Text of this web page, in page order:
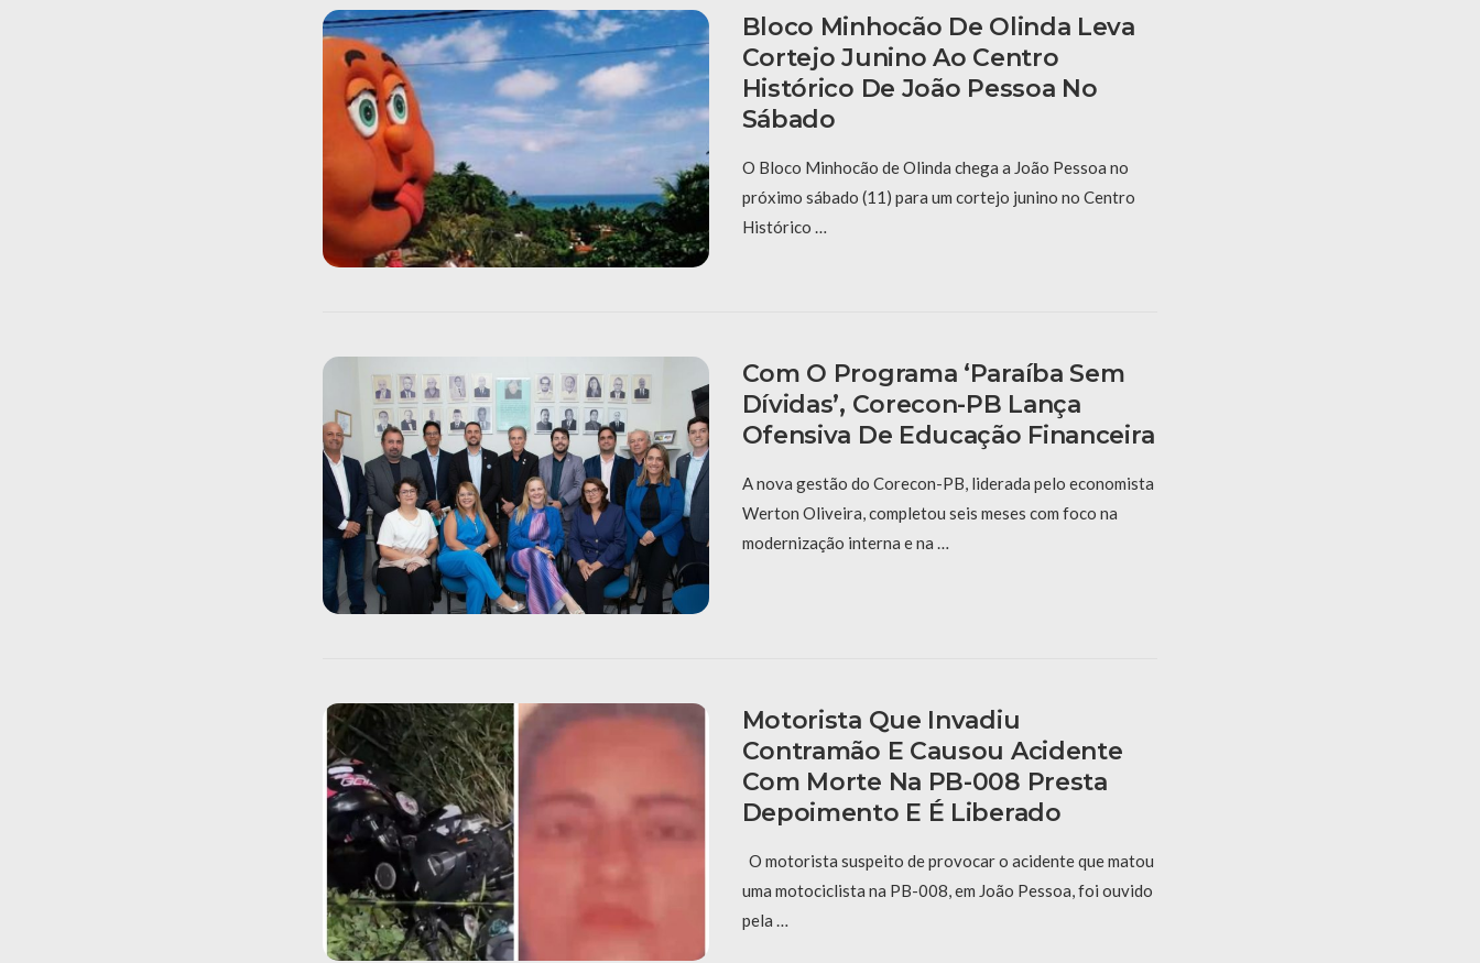
Bloco Minhocão De Olinda Leva
Cortejo Junino Ao Centro
Histórico De João Pessoa No
Sábado
O Bloco Minhocão de Olinda chega a João Pessoa no
próximo sábado (11) para um cortejo junino no Centro
Histórico …
Com O Programa ‘Paraíba Sem
Dívidas’, Corecon-PB Lança
Ofensiva De Educação Financeira
A nova gestão do Corecon-PB, liderada pelo economista
Werton Oliveira, completou seis meses com foco na
modernização interna e na …
Motorista Que Invadiu
Contramão E Causou Acidente
Com Morte Na PB-008 Presta
Depoimento E É Liberado
O motorista suspeito de provocar o acidente que matou
uma motociclista na PB-008, em João Pessoa, foi ouvido
pela …